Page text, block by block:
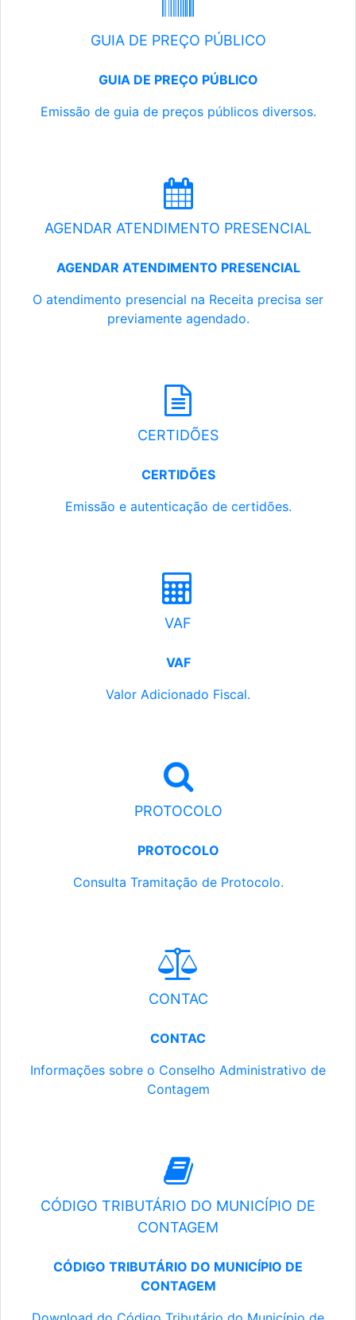
GUIA DE PREÇO PÚBLICO
GUIA DE PREÇO PÚBLICO
Emissão de guia de preços públicos diversos.
AGENDAR ATENDIMENTO PRESENCIAL
AGENDAR ATENDIMENTO PRESENCIAL
O atendimento presencial na Receita precisa ser
previamente agendado.
CERTIDÕES
CERTIDÕES
Emissão e autenticação de certidões.
VAF
VAF
Valor Adicionado Fiscal.
PROTOCOLO
PROTOCOLO
Consulta Tramitação de Protocolo.
CONTAC
CONTAC
Informações sobre o Conselho Administrativo de
Contagem
CÓDIGO TRIBUTÁRIO DO MUNICÍPIO DE
CONTAGEM
CÓDIGO TRIBUTÁRIO DO MUNICÍPIO DE
CONTAGEM